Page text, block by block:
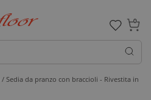
0
/ Sedia da pranzo con braccioli - Rivestita in